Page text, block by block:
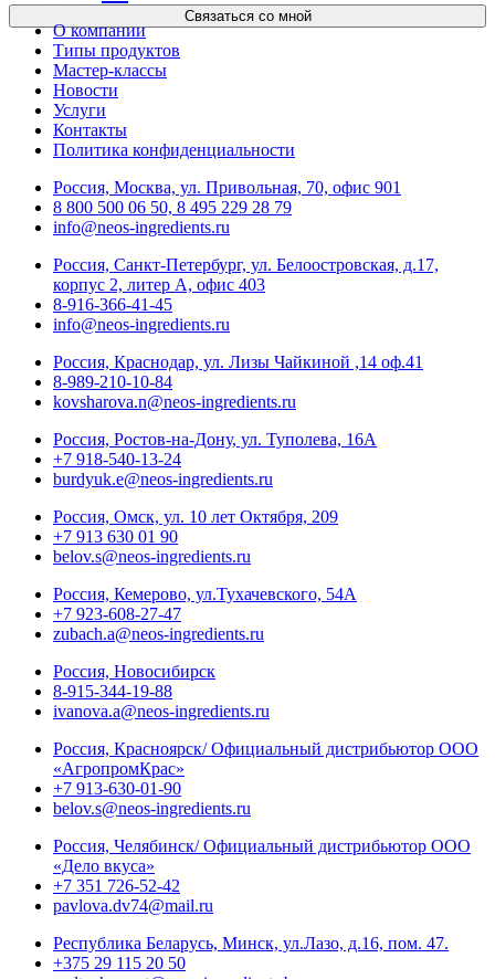
Связаться со мной
О компании
Типы продуктов
Мастер-классы
Новости
Услуги
Контакты
Политика конфиденциальности
Россия, Москва, ул. Привольная, 70, офис 901
8 800 500 06 50, 8 495 229 28 79
info@neos-ingredients.ru
Россия, Санкт-Петербург, ул. Белоостровская, д.17,
корпус 2, литер А, офис 403
8-916-366-41-45
info@neos-ingredients.ru
Россия, Краснодар, ул. Лизы Чайкиной ,14 оф.41
8-989-210-10-84
kovsharova.n@neos-ingredients.ru
Россия, Ростов-на-Дону, ул. Туполева, 16А
+7 918-540-13-24
burdyuk.e@neos-ingredients.ru
Россия, Омск, ул. 10 лет Октября, 209
+7 913 630 01 90
belov.s@neos-ingredients.ru
Россия, Кемерово, ул.Тухачевского, 54А
+7 923-608-27-47
zubach.a@neos-ingredients.ru
Россия, Новосибирск
8-915-344-19-88
ivanova.a@neos-ingredients.ru
Россия, Красноярск/ Официальный дистрибьютор ООО
«АгропромКрас»
+7 913-630-01-90
belov.s@neos-ingredients.ru
Россия, Челябинск/ Официальный дистрибьютор ООО
«Дело вкуса»
+7 351 726-52-42
pavlova.dv74@mail.ru
Республика Беларусь, Минск, ул.Лазо, д.16, пом. 47.
+375 29 115 20 50